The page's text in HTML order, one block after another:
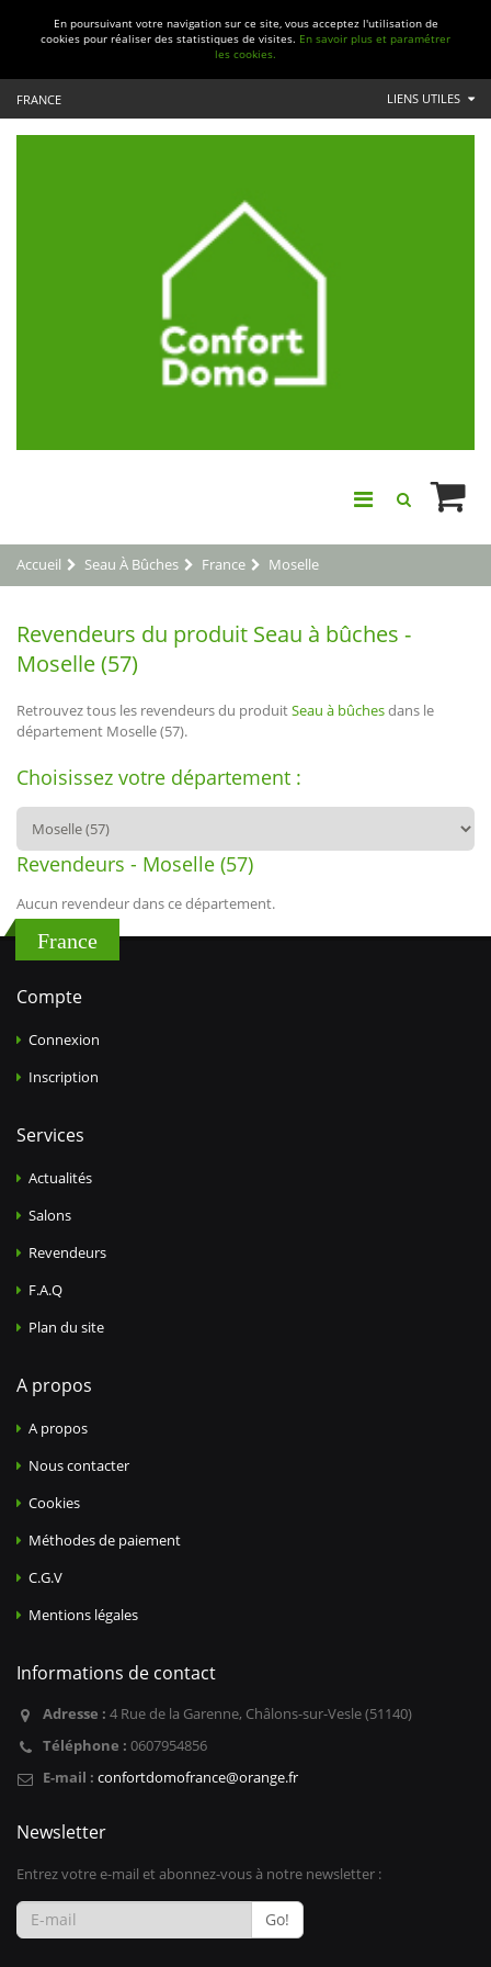
En poursuivant votre navigation sur ce site, vous acceptez l'utilisation de
cookies pour réaliser des statistiques de visites. En savoir plus et paramétrer
les cookies.
FRANCE LIENS UTILES
Accueil Seau À Bûches France Moselle
Revendeurs du produit Seau à bûches -
Moselle (57)
Retrouvez tous les revendeurs du produitSeau à bûchesdans le
département Moselle (57).
Choisissez votre département :
Revendeurs - Moselle (57)
Aucun revendeur dans ce département.
France
Compte
Connexion
Inscription
Services
Actualités
Salons
Revendeurs
F.A.Q
Plan du site
A propos
A propos
Nous contacter
Cookies
Méthodes de paiement
C.G.V
Mentions légales
Informations de contact
Adresse : 4 Rue de la Garenne, Châlons-sur-Vesle (51140)
Téléphone : 0607954856
E-mail : confortdomofrance@orange.fr
Newsletter
Entrez votre e-mail et abonnez-vous à notre newsletter :
Go!